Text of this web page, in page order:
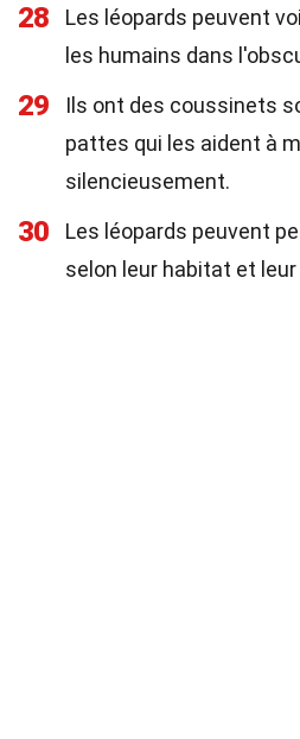
28
Les léopards peuvent
les humains dans
29
Ils ont des coussinets
pattes qui les aident à
silencieusement.
30
Les léopards peuvent
selon leur habitat et